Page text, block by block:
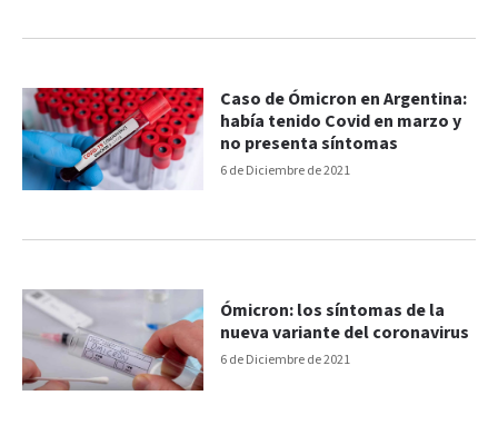
6 de Diciembre de 2021
Caso de Ómicron en Argentina:
había tenido Covid en marzo y
no presenta síntomas
6 de Diciembre de 2021
Ómicron: los síntomas de la
nueva variante del coronavirus